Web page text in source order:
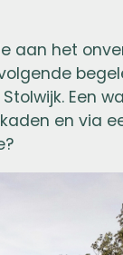
aan het
Een
en via